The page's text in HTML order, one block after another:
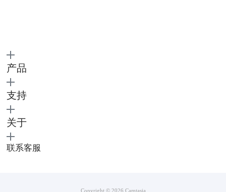
产品
支持
关于
联系客服
Copyright © 2026 Camtasia